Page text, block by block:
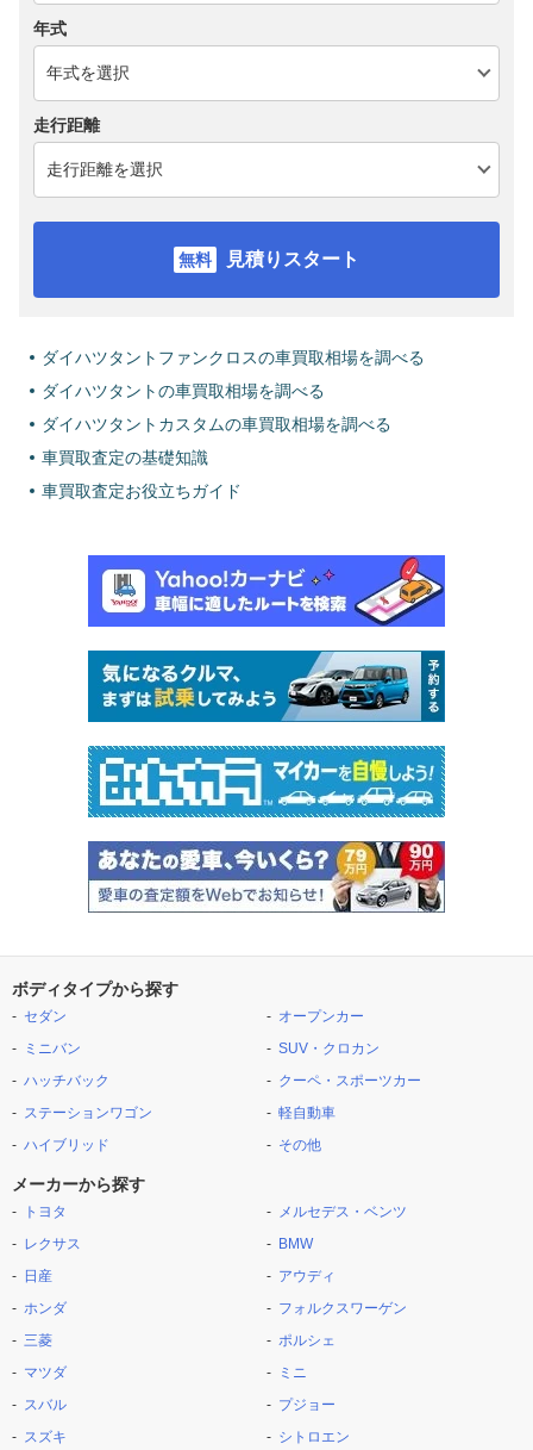
年式
走行距離
見積りスタート
ダイハツタントファンクロスの車買取相場を調べる
ダイハツタントの車買取相場を調べる
ダイハツタントカスタムの車買取相場を調べる
車買取査定の基礎知識
車買取査定お役立ちガイド
ボディタイプから探す
セダン
ミニバン
ハッチバック
ステーションワゴン
ハイブリッド
オープンカー
SUV・クロカン
クーペ・スポーツカー
軽自動車
その他
メーカーから探す
トヨタ
レクサス
日産
ホンダ
三菱
マツダ
スバル
スズキ
メルセデス・ベンツ
BMW
アウディ
フォルクスワーゲン
ポルシェ
ミニ
プジョー
シトロエン